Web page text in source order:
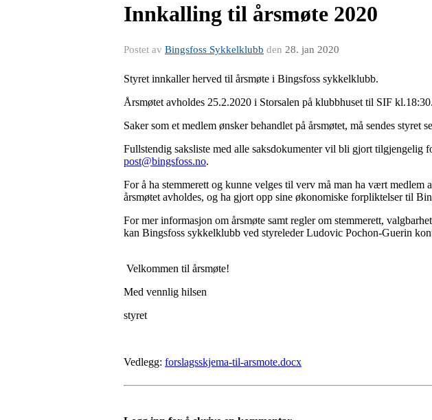
Innkalling til årsmøte 2020
Postet av Bingsfoss Sykkelklubb den 28. jan 2020
Styret innkaller herved til årsmøte i Bingsfoss sykkelklubb.
Årsmøtet avholdes 25.2.2020 i Storsalen på klubbhuset til SIF kl.18:30.
Saker som et medlem ønsker behandlet på årsmøtet, må sendes styret
Fullstendig saksliste med alle saksdokumenter vil bli gjort tilgjengelig
post@bingsfoss.no.
For å ha stemmerett og kunne velges til verv må man ha vært
årsmøtet avholdes, og ha gjort opp sine økonomiske forpliktelser til
For mer informasjon om årsmøte samt regler om stemmerett,
kan Bingsfoss sykkelklubb ved styreleder Ludovic Pochon-Guerin
Velkommen til årsmøte!
Med vennlig hilsen
styret
Vedlegg: forslagsskjema-til-arsmote.docx